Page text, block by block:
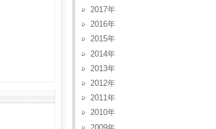
2017
2016
2015
2014
2013
2012
2011
2010